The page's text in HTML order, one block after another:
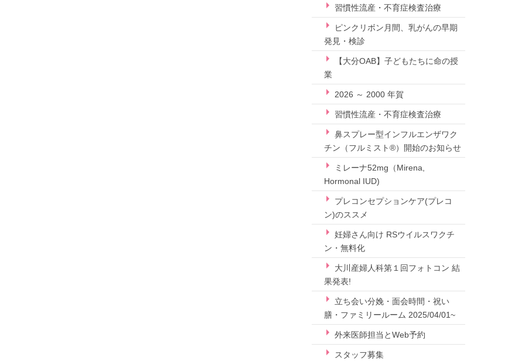
習慣性流産・不育症検査治療
ピンクリボン月間、乳がんの早期
発見・検診
【大分OAB】子どもたちに命の授
業
2026 ～ 2000 年賀
習慣性流産・不育症検査治療
鼻スプレー型インフルエンザワク
チン（フルミスト®）開始のお知らせ
ミレーナ52mg（Mirena,
Hormonal IUD)
プレコンセプションケア(プレコ
ン)のススメ
妊婦さん向け RSウイルスワクチ
ン・無料化
大川産婦人科第１回フォトコン 結
果発表!
立ち会い分娩・面会時間・祝い
膳・ファミリールーム 2025/04/01~
外来医師担当とWeb予約
スタッフ募集